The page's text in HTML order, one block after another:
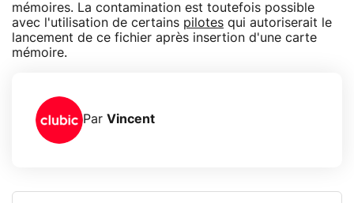
mémoires. La contamination est toutefois possible
avec l'utilisation de certains pilotes qui autoriserait le
lancement de ce fichier après insertion d'une carte
mémoire.
Par Vincent